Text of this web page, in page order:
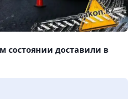
состоянии доставили в